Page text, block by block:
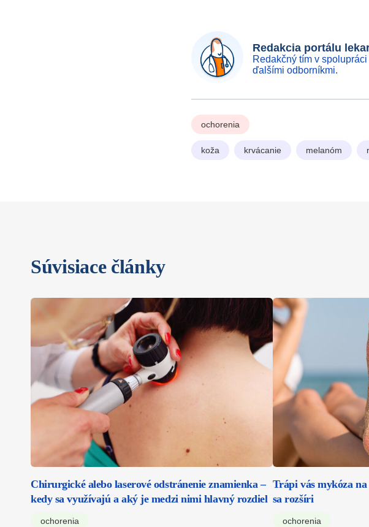
Redakcia portálu
Redakčný tím v
ďalšími odborníkmi.
ochorenia
koža krvácanie melanóm
Súvisiace články
Chirurgické alebo laserové odstránenie znamienka –
kedy sa využívajú a aký je medzi nimi hlavný rozdiel
ochorenia
Trápi vás mykóza
sa rozšíri
ochorenia